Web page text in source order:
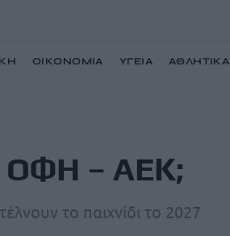
ΟΙΚΟΝΟΜΙΑ ΥΓΕΙΑ ΑΘΛΗΤΙΚΑ
ΟΦΗ – ΑΕΚ;
το παιχνίδι το 2027